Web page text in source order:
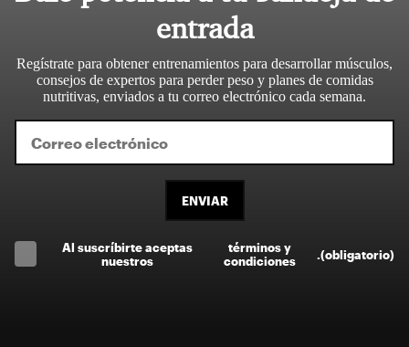
entrada
Regístrate para obtener entrenamientos para desarrollar músculos,
consejos de expertos para perder peso y planes de comidas
nutritivas, enviados a tu correo electrónico cada semana.
ENVIAR
Al suscríbirte aceptas
nuestros
términos y
condiciones
(obligatorio)